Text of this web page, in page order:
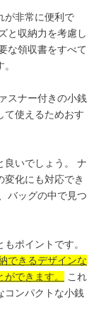
が非常に便利で
と収納力を考慮し
な領収書をすべて
スナー付きの小銭
て使えるためおす
良いでしょう。 ナ
変化にも対応でき
バッグの中で見つ
ポイントです。
できるデザインな
できます。
これ
コンパクトな小銭